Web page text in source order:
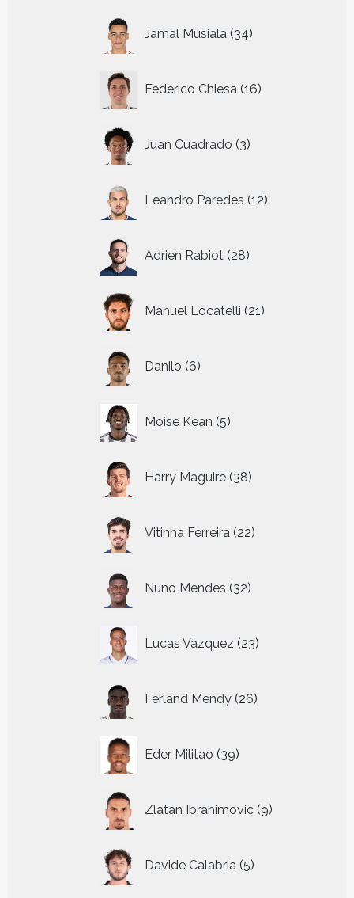
Jamal Musiala 34
producten
Federico Chiesa 16
producten
Juan Cuadrado 3
producten
Leandro Paredes 12
producten
Adrien Rabiot 28
producten
Manuel Locatelli 21
producten
Danilo 6
producten
Moise Kean 5
producten
Harry Maguire 38
producten
Vitinha Ferreira 22
producten
Nuno Mendes 32
producten
Lucas Vazquez 23
producten
Ferland Mendy 26
producten
Eder Militao 39
producten
Zlatan Ibrahimovic 9
producten
Davide Calabria 5
producten